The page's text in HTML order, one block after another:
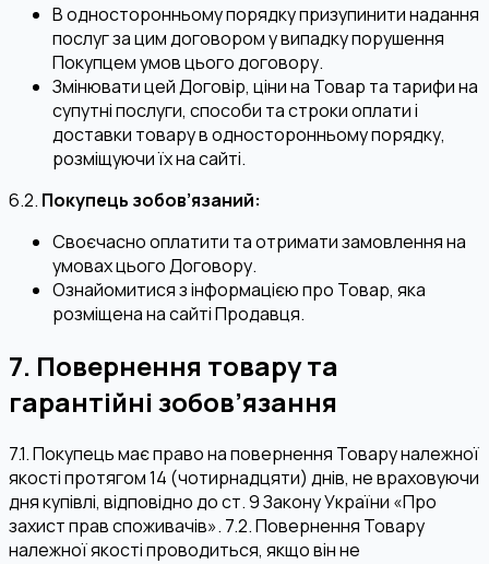
В односторонньому порядку призупинити надання
послуг за цим договором у випадку порушення
Покупцем умов цього договору.
Змінювати цей Договір, ціни на Товар та тарифи на
супутні послуги, способи та строки оплати і
доставки товару в односторонньому порядку,
розміщуючи їх на сайті.
6.2. Покупець зобов’язаний:
Своєчасно оплатити та отримати замовлення на
умовах цього Договору.
Ознайомитися з інформацією про Товар, яка
розміщена на сайті Продавця.
7. Повернення товару та
гарантійні зобов’язання
7.1. Покупець має право на повернення Товару належної
якості протягом 14 (чотирнадцяти) днів, не враховуючи
дня купівлі, відповідно до ст. 9 Закону України «Про
захист прав споживачів». 7.2. Повернення Товару
належної якості проводиться, якщо він не